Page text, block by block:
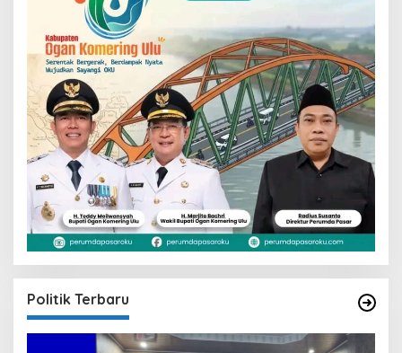
Politik Terbaru